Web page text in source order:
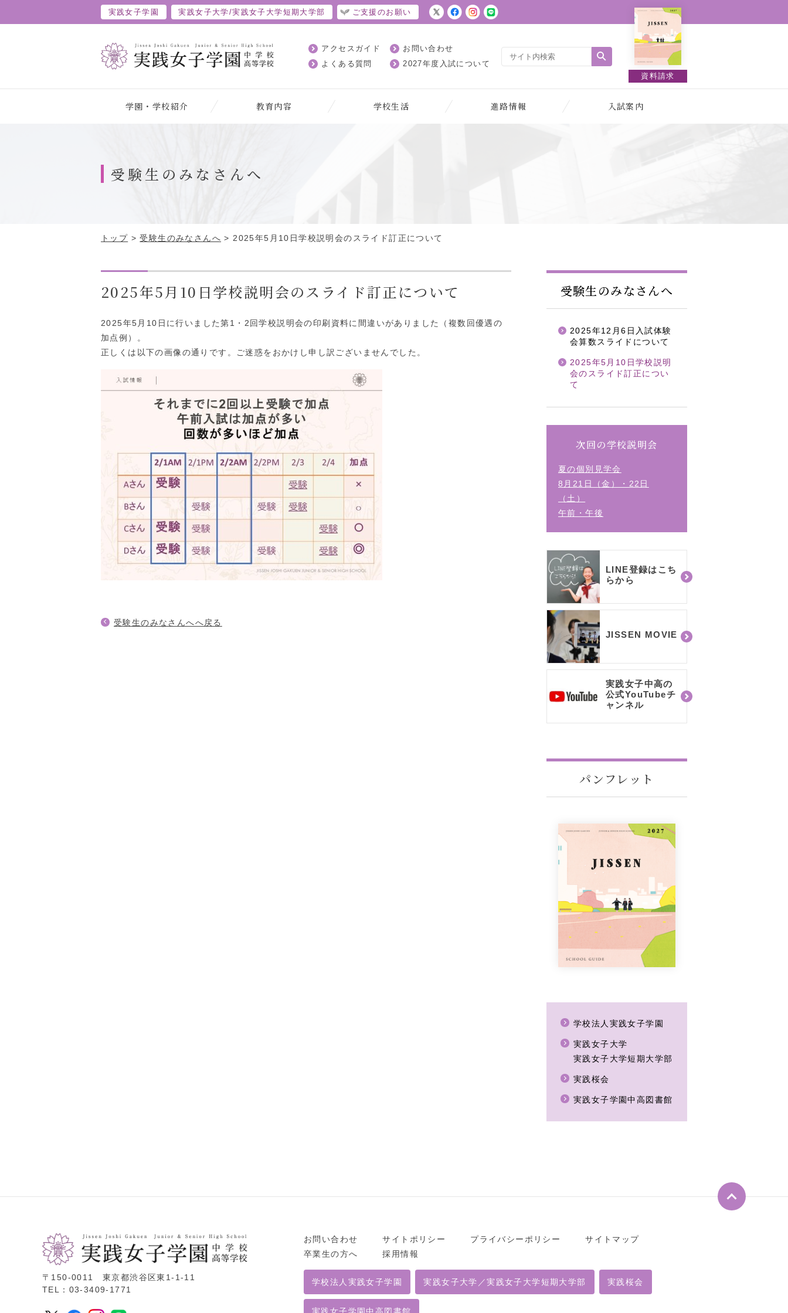
実践女子学園 実践女子大学/実践女子大学短期大学部 ご支援のお願い
アクセスガイド
よくある質問
お問い合わせ
2027年度入試について
資料請求
学園・学校紹介 教育内容 学校生活 進路情報 入試案内
受験生のみなさんへ
トップ >受験生のみなさんへ > 2025年5月10日学校説明会のスライド訂正について
2025年5月10日学校説明会のスライド訂正について
2025年5月10日に行いました第1・2回学校説明会の印刷資料に間違いがありました（複数回優遇の
加点例）。
正しくは以下の画像の通りです。ご迷惑をおかけし申し訳ございませんでした。
受験生のみなさんへへ戻る
受験生のみなさんへ
2025年12月6日入試体験
会算数スライドについて
2025年5月10日学校説明
会のスライド訂正につい
て
次回の学校説明会
夏の個別見学会
8月21日（金）・22日
（土）
午前・午後
LINE登録はこち
らから
JISSEN MOVIE
実践女子中高の
公式YouTubeチ
ャンネル
パンフレット
学校法人実践女子学園
実践女子大学
実践女子大学短期大学部
実践桜会
実践女子学園中高図書館
ペ
ー
〒150-0011 東京都渋谷区東1-1-11
TEL：03-3409-1771
お問い合わせ サイトポリシー プライバシーポリシー
サイトマップ
卒業生の方へ
採用情報
学校法人実践女子学園 実践女子大学／実践女子大学短期大学部 実践桜会